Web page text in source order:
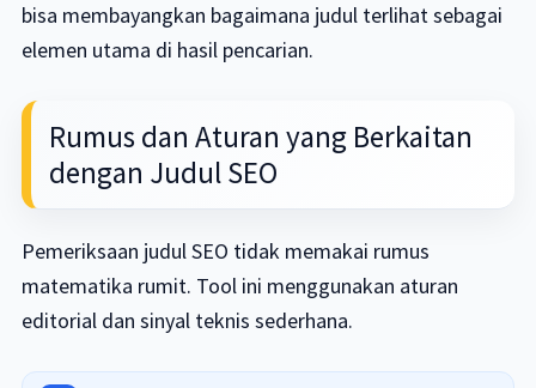
bisa membayangkan bagaimana judul terlihat sebagai
elemen utama di hasil pencarian.
Rumus dan Aturan yang Berkaitan
dengan Judul SEO
Pemeriksaan judul SEO tidak memakai rumus
matematika rumit. Tool ini menggunakan aturan
editorial dan sinyal teknis sederhana.